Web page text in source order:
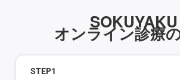
SOKUYAKU
オンライン診療
STEP1